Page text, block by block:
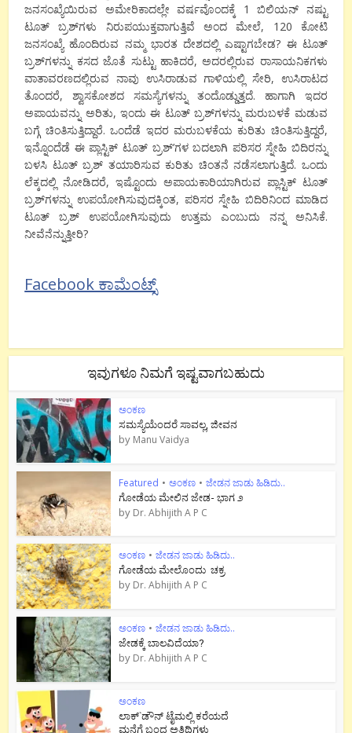
ಜನಸಂಖ್ಯೆಯಿರುವ ಅಮೇರಿಕಾದಲ್ಲೇ ವರ್ಷವೊಂದಕ್ಕೆ 1 ಬಿಲಿಯನ್ ನಷ್ಟು
ಟೂತ್ ಬ್ರಶ್‍ಗಳು ನಿರುಪಯುಕ್ತವಾಗುತ್ತಿವೆ ಅಂದ ಮೇಲೆ, 120 ಕೋಟಿ
ಜನಸಂಖ್ಯೆ ಹೊಂದಿರುವ ನಮ್ಮ ಭಾರತ ದೇಶದಲ್ಲಿ ಎಷ್ಟಾಗಬೇಡ? ಈ ಟೂತ್
ಬ್ರಶ್‍ಗಳನ್ನು ಕಸದ ಜೊತೆ ಸುಟ್ಟು ಹಾಕಿದರೆ, ಅದರಲ್ಲಿರುವ ರಾಸಾಯನಿಕಗಳು
ವಾತಾವರಣದಲ್ಲಿರುವ ನಾವು ಉಸಿರಾಡುವ ಗಾಳಿಯಲ್ಲಿ ಸೇರಿ, ಉಸಿರಾಟದ
ತೊಂದರೆ, ಶ್ವಾಸಕೋಶದ ಸಮಸ್ಯೆಗಳನ್ನು ತಂದೊಡ್ಡುತ್ತದೆ. ಹಾಗಾಗಿ ಇದರ
ಅಪಾಯವನ್ನು ಅರಿತು, ಇಂದು ಈ ಟೂತ್ ಬ್ರಶ್‍ಗಳನ್ನು ಮರುಬಳಕೆ ಮಡುವ
ಬಗ್ಗೆ ಚಿಂತಿಸುತ್ತಿದ್ದಾರೆ. ಒಂದೆಡೆ ಇದರ ಮರುಬಳಕೆಯ ಕುರಿತು ಚಿಂತಿಸುತ್ತಿದ್ದರೆ,
ಇನ್ನೊಂದೆಡೆ ಈ ಪ್ಲಾಸ್ಟಿಕ್ ಟೂತ್ ಬ್ರಶ್’ಗಳ ಬದಲಾಗಿ ಪರಿಸರ ಸ್ನೇಹಿ ಬಿದಿರನ್ನು
ಬಳಸಿ ಟೂತ್ ಬ್ರಶ್ ತಯಾರಿಸುವ ಕುರಿತು ಚಿಂತನೆ ನಡೆಸಲಾಗುತ್ತಿದೆ. ಒಂದು
ಲೆಕ್ಕದಲ್ಲಿ ನೋಡಿದರೆ, ಇಷ್ಟೊಂದು ಅಪಾಯಕಾರಿಯಾಗಿರುವ ಪ್ಲಾಸ್ಟಿಕ್ ಟೂತ್
ಬ್ರಶ್‍ಗಳನ್ನು ಉಪಯೋಗಿಸುವುದಕ್ಕಿಂತ, ಪರಿಸರ ಸ್ನೇಹಿ ಬಿದಿರಿನಿಂದ ಮಾಡಿದ
ಟೂತ್ ಬ್ರಶ್ ಉಪಯೋಗಿಸುವುದು ಉತ್ತಮ ಎಂಬುದು ನನ್ನ ಅನಿಸಿಕೆ.
ನೀವೆನೆನ್ನುತ್ತೀರಿ?
Facebook ಕಾಮೆಂಟ್ಸ್
ಇವುಗಳೂ ನಿಮಗೆ ಇಷ್ಟವಾಗಬಹುದು
ಅಂಕಣ
ಸಮಸ್ಯೆಯೆಂದರೆ ಸಾವಲ್ಲ, ಜೀವನ
by Manu Vaidya
Featured • ಅಂಕಣ • ಜೇಡನ ಜಾಡು ಹಿಡಿದು..
ಗೋಡೆಯ ಮೇಲಿನ ಜೇಡ- ಭಾಗ ೨
by Dr. Abhijith A P C
ಅಂಕಣ • ಜೇಡನ ಜಾಡು ಹಿಡಿದು..
ಗೋಡೆಯ ಮೇಲೊಂದು ಚಕ್ರ
by Dr. Abhijith A P C
ಅಂಕಣ • ಜೇಡನ ಜಾಡು ಹಿಡಿದು..
ಜೇಡಕ್ಕೆ ಬಾಲವಿದೆಯಾ?
by Dr. Abhijith A P C
ಅಂಕಣ
ಲಾಕ್`ಡೌನ್ ಟೈಮಲ್ಲಿ ಕರೆಯದೆ
ಮನೆಗೆ ಬಂದ ಅತಿಥಿಗಳು